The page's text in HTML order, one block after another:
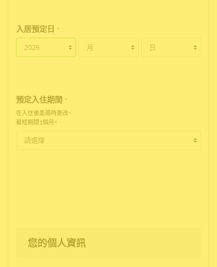
入居預定日 *
預定入住期間 *
在入住後能隨時更改。
最短期間1個月。
您的個人資訊